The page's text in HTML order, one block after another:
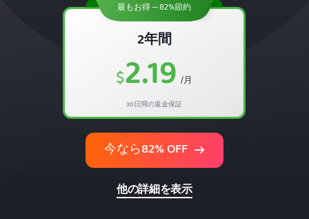
最もお得 — 82%節約
2年間
$2.19 /月
30日間の返金保証
今なら82% OFF
他の詳細を表示